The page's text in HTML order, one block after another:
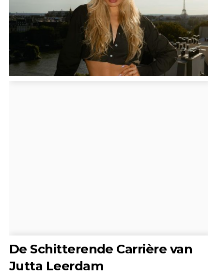
De Schitterende Carrière van
Jutta Leerdam